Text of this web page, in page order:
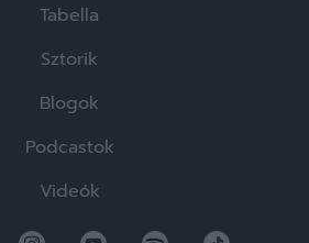
Tabella
Sztorik
Blogok
Podcastok
Videók